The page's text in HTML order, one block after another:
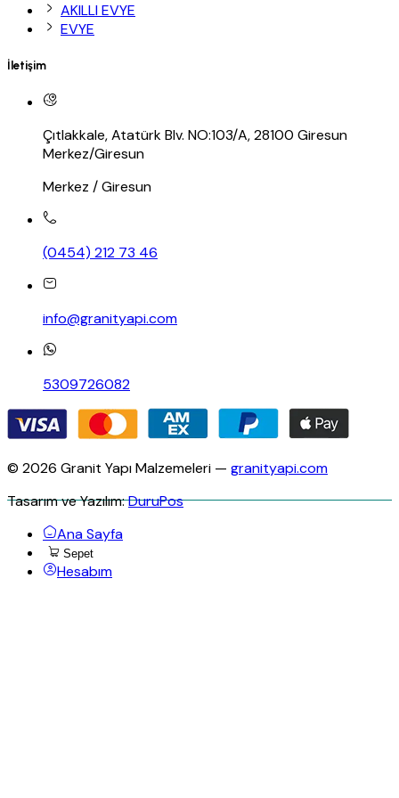
AKILLI EVYE
EVYE
İletişim
Çıtlakkale, Atatürk Blv. NO:103/A, 28100 Giresun
Merkez/Giresun
Merkez / Giresun
(0454) 212 73 46
info@granityapi.com
5309726082
© 2026 Granit Yapı Malzemeleri — granityapi.com
Tasarım ve Yazılım:DuruPos
Ana Sayfa
Sepet
Hesabım